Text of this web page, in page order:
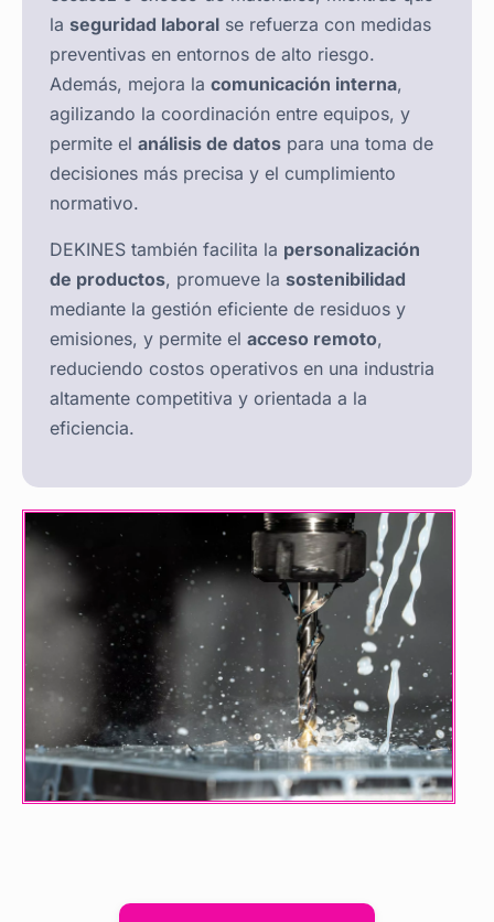
la seguridad laboral se refuerza con medidas
preventivas en entornos de alto riesgo.
Además, mejora la comunicación interna,
agilizando la coordinación entre equipos, y
permite el análisis de datos para una toma de
decisiones más precisa y el cumplimiento
normativo.
DEKINES también facilita la personalización
de productos, promueve la sostenibilidad
mediante la gestión eficiente de residuos y
emisiones, y permite el acceso remoto,
reduciendo costos operativos en una industria
altamente competitiva y orientada a la
eficiencia.